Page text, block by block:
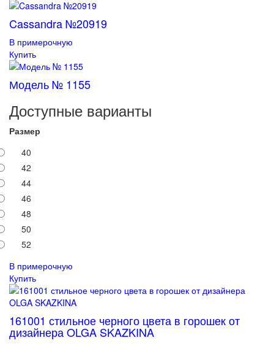
Cassandra №20919
В примерочную
Купить
Модель № 1155
Доступные варианты
Размер
40
42
44
46
48
50
52
В примерочную
Купить
161001 стильное черного цвета в горошек от
дизайнера OLGA SKAZKINA